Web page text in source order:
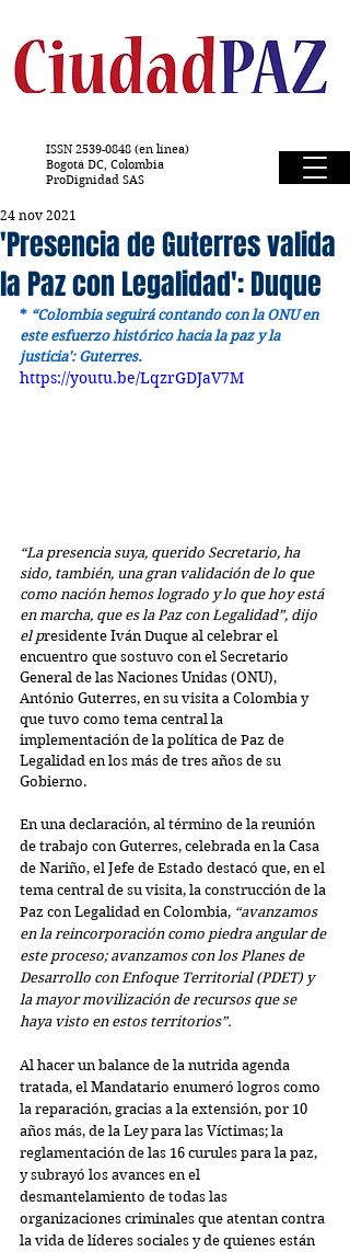
ISSN 2539-0848 (en línea)
Bogotá DC, Colombia
ProDignidad SAS
'Presencia de Guterres valida
la Paz con Legalidad': Duque
24 nov 2021
* “Colombia seguirá contando con la ONU en
este esfuerzo histórico hacia la paz y la
justicia': Guterres.
https://youtu.be/LqzrGDJaV7M
“La presencia suya, querido Secretario, ha
sido, también, una gran validación de lo que
como nación hemos logrado y lo que hoy está
en marcha, que es la Paz con Legalidad”, dijo
el presidente Iván Duque al celebrar el
encuentro que sostuvo con el Secretario
General de las Naciones Unidas (ONU),
António Guterres, en su visita a Colombia y
que tuvo como tema central la
implementación de la política de Paz de
Legalidad en los más de tres años de su
Gobierno.
En una declaración, al término de la reunión
de trabajo con Guterres, celebrada en la Casa
de Nariño, el Jefe de Estado destacó que, en el
tema central de su visita, la construcción de la
Paz con Legalidad en Colombia, “avanzamos
en la reincorporación como piedra angular de
este proceso; avanzamos con los Planes de
Desarrollo con Enfoque Territorial (PDET) y
la mayor movilización de recursos que se
haya visto en estos territorios”.
Al hacer un balance de la nutrida agenda
tratada, el Mandatario enumeró logros como
la reparación, gracias a la extensión, por 10
años más, de la Ley para las Víctimas; la
reglamentación de las 16 curules para la paz,
y subrayó los avances en el
desmantelamiento de todas las
organizaciones criminales que atentan contra
la vida de líderes sociales y de quienes están